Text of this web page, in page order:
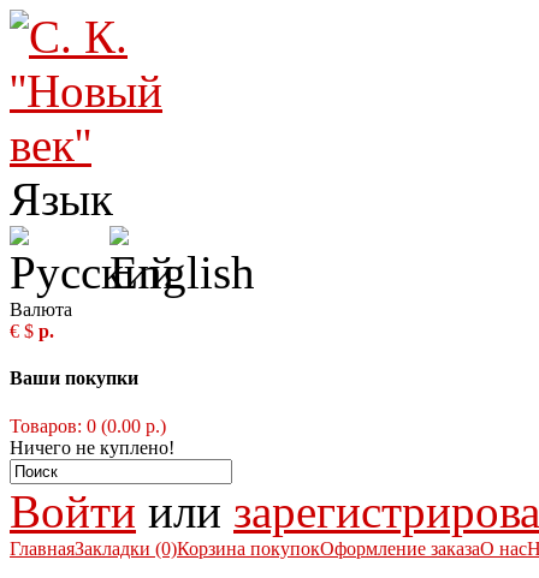
Язык
Валюта
€ $ р.
Ваши покупки
Товаров: 0 (0.00 р.)
Ничего не куплено!
Войти или
ГлавнаяЗакладки (0)Корзина покупокОформление заказаО нас